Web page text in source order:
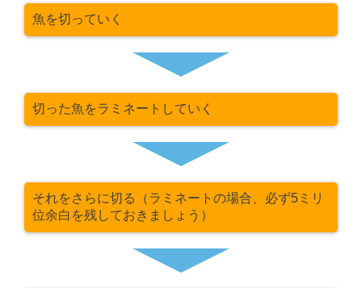
魚を切っていく
切った魚をラミネートしていく
それをさらに切る（ラミネートの場合、必ず5ミリ
位余白を残しておきましょう）